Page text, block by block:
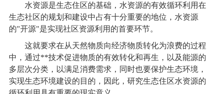
水资源是生态住区的基础，水资源的有效循环利用在
生态社区的规划和建设中占有十分重要的地位，水资源
的"开源"是实现社区资源利用的首要环节。
这就要求在从天然物质向经济物质转化为浪费的过程
中，通过**技术促进物质的有效转化和再生，以及能源的
多层次分类，以满足消费需求，同时也要保护生态环境，
实现生态环境建设的目的，因此，研究生态住区水资源的